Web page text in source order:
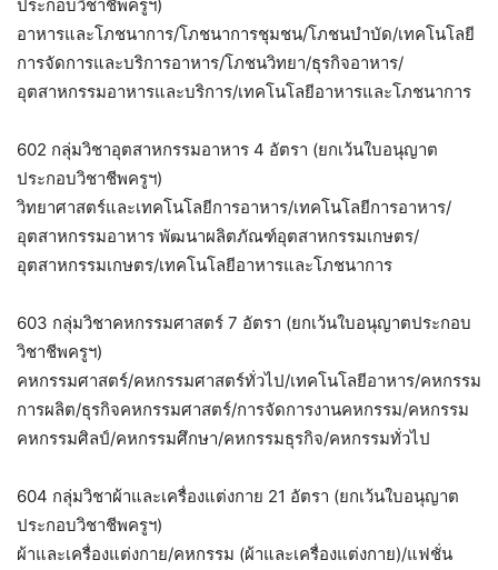
ประกอบวิชาชีพครูฯ)
อาหารและโภชนาการ/โภชนาการชุมชน/โภชนบำบัด/เทคโนโลยี
การจัดการและบริการอาหาร/โภชนวิทยา/ธุรกิจอาหาร/
อุตสาหกรรมอาหารและบริการ/เทคโนโลยีอาหารและโภชนาการ
602 กลุ่มวิชาอุตสาหกรรมอาหาร 4 อัตรา (ยกเว้นใบอนุญาต
ประกอบวิชาชีพครูฯ)
วิทยาศาสตร์และเทคโนโลยีการอาหาร/เทคโนโลยีการอาหาร/
อุตสาหกรรมอาหาร พัฒนาผลิตภัณฑ์อุตสาหกรรมเกษตร/
อุตสาหกรรมเกษตร/เทคโนโลยีอาหารและโภชนาการ
603 กลุ่มวิชาคหกรรมศาสตร์ 7 อัตรา (ยกเว้นใบอนุญาตประกอบ
วิชาชีพครูฯ)
คหกรรมศาสตร์/คหกรรมศาสตร์ทั่วไป/เทคโนโลยีอาหาร/คหกรรม
การผลิต/ธุรกิจคหกรรมศาสตร์/การจัดการงานคหกรรม/คหกรรม
คหกรรมศิลป์/คหกรรมศึกษา/คหกรรมธุรกิจ/คหกรรมทั่วไป
604 กลุ่มวิชาผ้าและเครื่องแต่งกาย 21 อัตรา (ยกเว้นใบอนุญาต
ประกอบวิชาชีพครูฯ)
ผ้าและเครื่องแต่งกาย/คหกรรม (ผ้าและเครื่องแต่งกาย)/แฟชั่น